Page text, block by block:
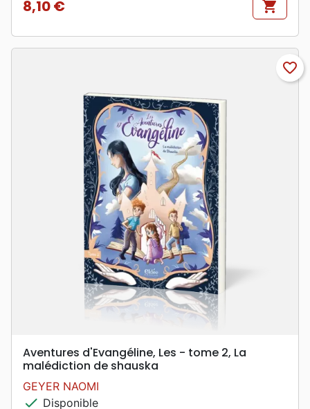
Prix
8,10 € shopping_cart
favorite_border
Aventures d'Evangéline, Les - tome 2, La
malédiction de shauska
GEYER NAOMI
check Disponible